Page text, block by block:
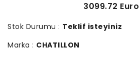
3099.72 Euro
Stok Durumu : Teklif isteyiniz
Marka : CHATILLON